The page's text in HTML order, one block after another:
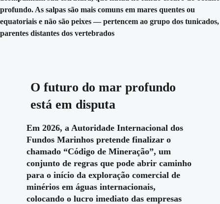
O futuro do mar profundo
está em disputa
Em 2026, a Autoridade Internacional dos
Fundos Marinhos pretende finalizar o
chamado “Código de Mineração”, um
conjunto de regras que pode abrir caminho
para o início da exploração comercial de
minérios em águas internacionais,
colocando o lucro imediato das empresas